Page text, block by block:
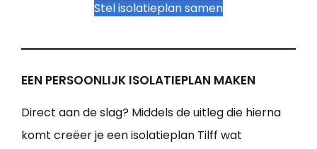
Stel isolatieplan samen
EEN PERSOONLIJK ISOLATIEPLAN MAKEN
Direct aan de slag? Middels de uitleg die hierna
komt creëer je een isolatieplan Tilff wat